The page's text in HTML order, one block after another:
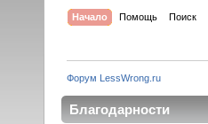
Начало Помощь Поиск
Форум LessWrong.ru
Благодарности